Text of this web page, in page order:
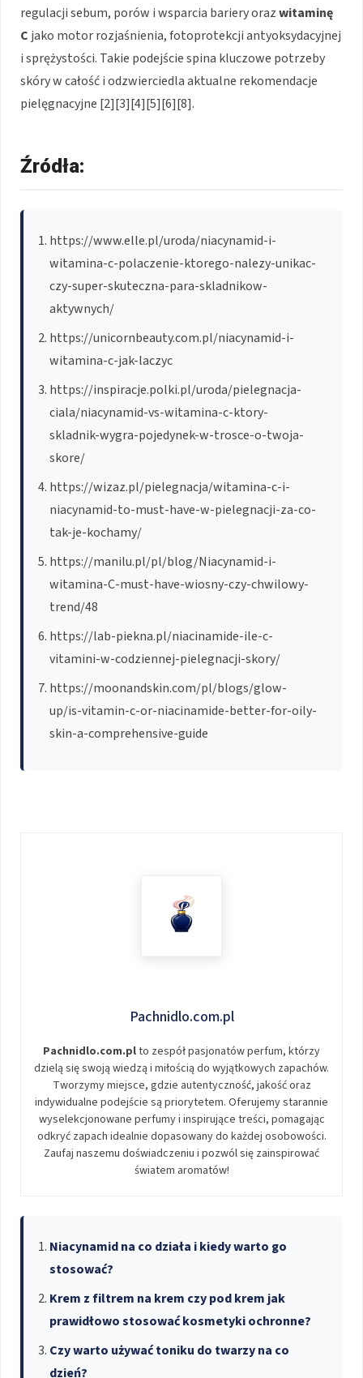
regulacji sebum, porów i wsparcia bariery orazwitaminę
C jako motor rozjaśnienia, fotoprotekcji antyoksydacyjnej
i sprężystości. Takie podejście spina kluczowe potrzeby
skóry w całość i odzwierciedla aktualne rekomendacje
pielęgnacyjne [2][3][4][5][6][8].
Źródła:
https://www.elle.pl/uroda/niacynamid-i-
witamina-c-polaczenie-ktorego-nalezy-unikac-
czy-super-skuteczna-para-skladnikow-
aktywnych/
https://unicornbeauty.com.pl/niacynamid-i-
witamina-c-jak-laczyc
https://inspiracje.polki.pl/uroda/pielegnacja-
ciala/niacynamid-vs-witamina-c-ktory-
skladnik-wygra-pojedynek-w-trosce-o-twoja-
skore/
https://wizaz.pl/pielegnacja/witamina-c-i-
niacynamid-to-must-have-w-pielegnacji-za-co-
tak-je-kochamy/
https://manilu.pl/pl/blog/Niacynamid-i-
witamina-C-must-have-wiosny-czy-chwilowy-
trend/48
https://lab-piekna.pl/niacinamide-ile-c-
vitamini-w-codziennej-pielegnacji-skory/
https://moonandskin.com/pl/blogs/glow-
up/is-vitamin-c-or-niacinamide-better-for-oily-
skin-a-comprehensive-guide
Pachnidlo.com.pl
Pachnidlo.com.plto zespół pasjonatów perfum, którzy
dzielą się swoją wiedzą i miłością do wyjątkowych zapachów.
Tworzymy miejsce, gdzie autentyczność, jakość oraz
indywidualne podejście są priorytetem. Oferujemy starannie
wyselekcjonowane perfumy i inspirujące treści, pomagając
odkryć zapach idealnie dopasowany do każdej osobowości.
Zaufaj naszemu doświadczeniu i pozwól się zainspirować
światem aromatów!
Niacynamid na co działa i kiedy warto go
stosować?
Krem z filtrem na krem czy pod krem jak
prawidłowo stosować kosmetyki ochronne?
Czy warto używać toniku do twarzy na co
dzień?